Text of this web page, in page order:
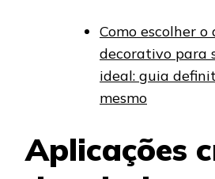
Como escolher o
decorativo para
ideal: guia
mesmo
Aplicações